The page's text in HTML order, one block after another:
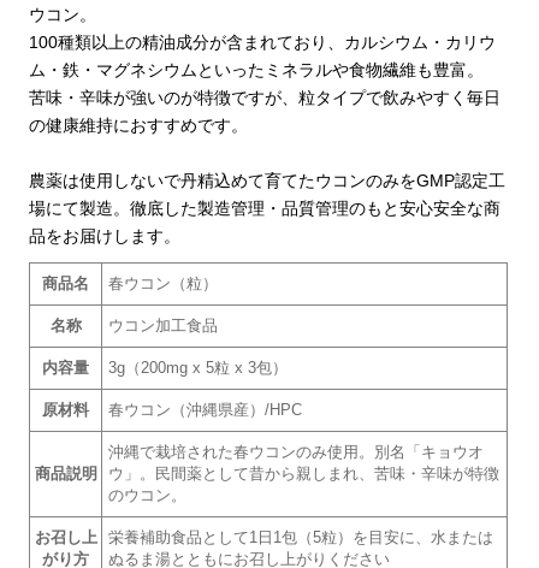
ウコン。
100種類以上の精油成分が含まれており、カルシウム・カリウ
ム・鉄・マグネシウムといったミネラルや食物繊維も豊富。
苦味・辛味が強いのが特徴ですが、粒タイプで飲みやすく毎日
の健康維持におすすめです。
農薬は使用しないで丹精込めて育てたウコンのみをGMP認定工
場にて製造。徹底した製造管理・品質管理のもと安心安全な商
品をお届けします。
商品名 春ウコン（粒）
名称 ウコン加工食品
内容量 3g（200mg x 5粒 x 3包）
原材料 春ウコン（沖縄県産）/HPC
商品説明
沖縄で栽培された春ウコンのみ使用。別名「キョウオ
ウ」。民間薬として昔から親しまれ、苦味・辛味が特徴
のウコン。
お召し上
がり方
栄養補助食品として1日1包（5粒）を目安に、水または
ぬるま湯とともにお召し上がりください